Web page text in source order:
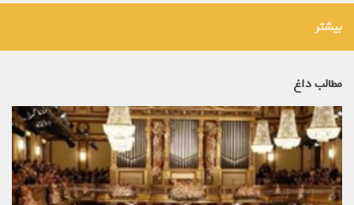
بیشتر
مطالب داغ